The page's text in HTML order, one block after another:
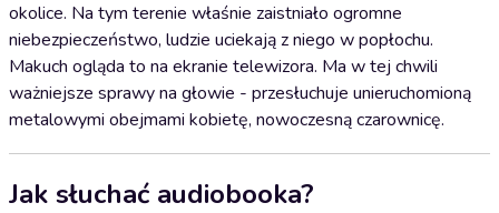
okolice. Na tym terenie właśnie zaistniało ogromne
niebezpieczeństwo, ludzie uciekają z niego w popłochu.
Makuch ogląda to na ekranie telewizora. Ma w tej chwili
ważniejsze sprawy na głowie - przesłuchuje unieruchomioną
metalowymi obejmami kobietę, nowoczesną czarownicę.
Jak słuchać audiobooka?